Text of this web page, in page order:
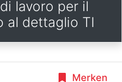
lavoro per il
al dettaglio TI
Merken